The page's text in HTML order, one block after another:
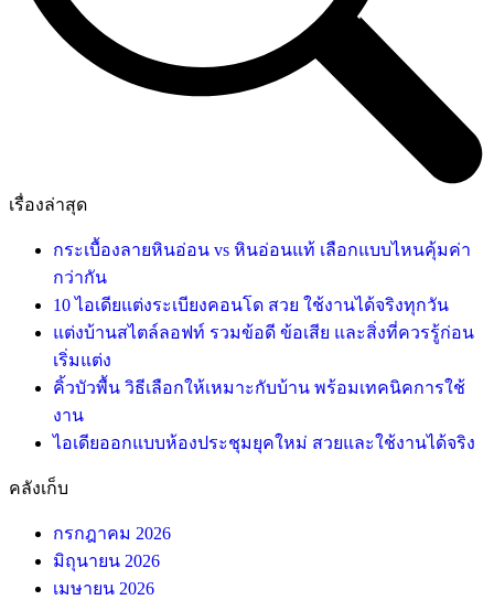
เรื่องล่าสุด
กระเบื้องลายหินอ่อน vs หินอ่อนแท้ เลือกแบบไหนคุ้มค่า
กว่ากัน
10 ไอเดียแต่งระเบียงคอนโด สวย ใช้งานได้จริงทุกวัน
แต่งบ้านสไตล์ลอฟท์ รวมข้อดี ข้อเสีย และสิ่งที่ควรรู้ก่อน
เริ่มแต่ง
คิ้วบัวพื้น วิธีเลือกให้เหมาะกับบ้าน พร้อมเทคนิคการใช้
งาน
ไอเดียออกแบบห้องประชุมยุคใหม่ สวยและใช้งานได้จริง
คลังเก็บ
กรกฎาคม 2026
มิถุนายน 2026
เมษายน 2026